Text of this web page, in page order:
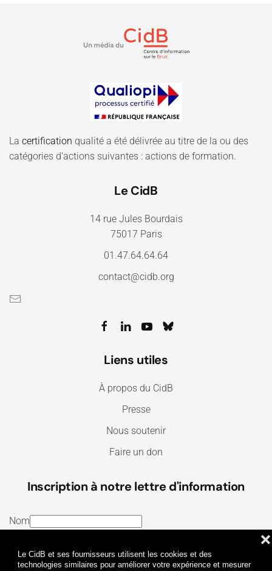
Le CidB et ses fournisseurs utilisent les cookies et des
technologies similaires pour améliorer votre expérience et mesurer
❌
La certification qualité a été délivrée au titre de la ou des
catégories d'actions suivantes : actions de formation.
Le CidB
14 rue Jules Bourdais
75017 Paris
01.47.64.64.64
contact@cidb.org
Liens utiles
À propos du CidB
Presse
Nous soutenir
Faire un don
Inscription à notre lettre d'information
Nom
J’ai lu et j’accepte lesTermes et conditionset la